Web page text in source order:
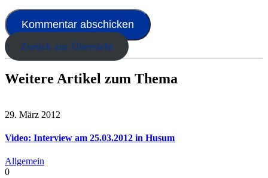
Zurück zur Übersicht
Weitere Artikel zum Thema
29. März 2012
Video: Interview am 25.03.2012 in Husum
Allgemein
0